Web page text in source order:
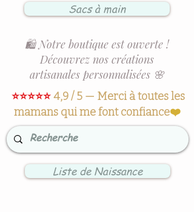
Sacs à main
🛍️ Notre boutique est ouverte !
Découvrez nos créations
artisanales personnalisées 🌸
⭐⭐⭐⭐⭐4,9 / 5 — Merci à toutes les
mamans qui me font confiance❤️
Liste de Naissance